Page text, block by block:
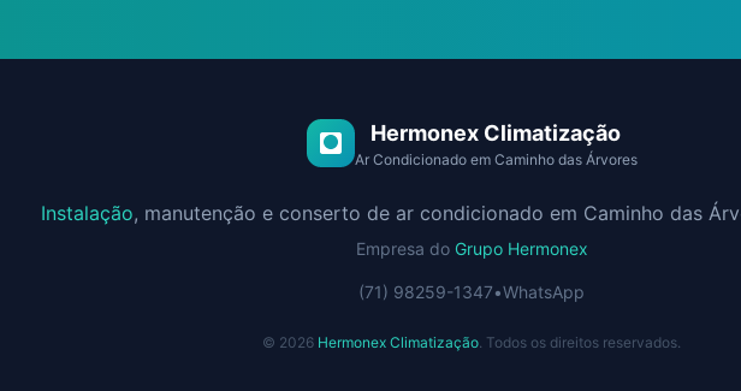
Hermonex Climatização
Ar Condicionado em Caminho das Árvores
Instalação, manutenção e conserto de ar condicionado em Caminho das
Empresa do Grupo Hermonex
(71) 98259-1347•WhatsApp
© 2026 Hermonex Climatização. Todos os direitos reservados.